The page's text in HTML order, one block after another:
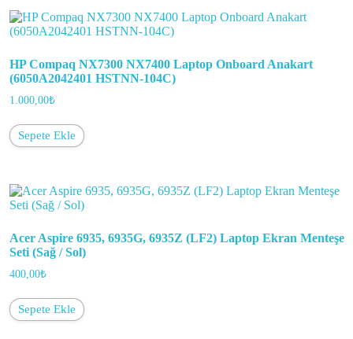
HP Compaq NX7300 NX7400 Laptop Onboard Anakart
(6050A2042401 HSTNN-104C)
1.000,00₺
Sepete Ekle
Acer Aspire 6935, 6935G, 6935Z (LF2) Laptop Ekran Menteşe
Seti (Sağ / Sol)
400,00₺
Sepete Ekle